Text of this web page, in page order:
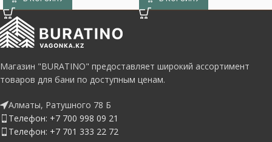
Магазин "BURATINO" предоставляет широкий ассортимент
товаров для бани по доступным ценам.
Алматы, Ратушного 78 Б
Телефон: +7 700 998 09 21
Телефон: +7 701 333 22 72